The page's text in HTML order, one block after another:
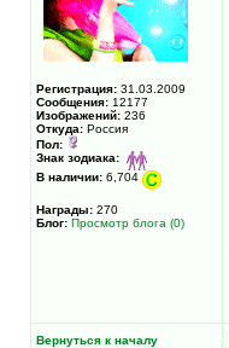
Регистрация: 31.03.2009
Сообщения: 12177
Изображений: 236
Откуда: Россия
Пол:
Знак зодиака:
В наличии: 6,704
Награды: 270
Блог: Просмотр блога (0)
Вернуться к началу